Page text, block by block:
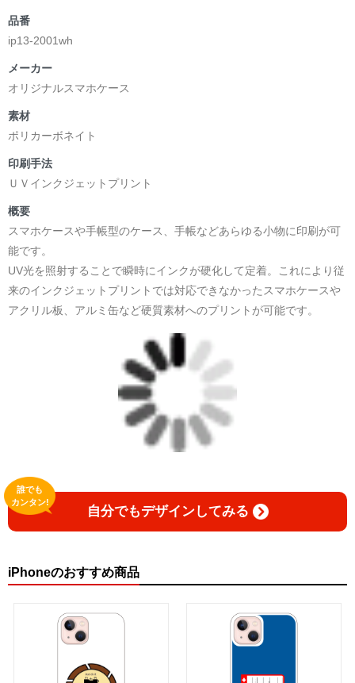
品番
ip13-2001wh
メーカー
オリジナルスマホケース
素材
ポリカーボネイト
印刷手法
ＵＶインクジェットプリント
概要
スマホケースや手帳型のケース、手帳などあらゆる小物に印刷が可
能です。
UV光を照射することで瞬時にインクが硬化して定着。これにより従
来のインクジェットプリントでは対応できなかったスマホケースや
アクリル板、アルミ缶など硬質素材へのプリントが可能です。
自分でもデザインしてみる
誰でも
カンタン!
iPhoneのおすすめ商品